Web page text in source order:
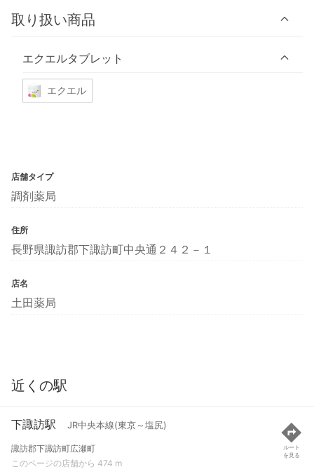
取り扱い商品
エクエルタブレット
エクエル
店舗タイプ
調剤薬局
住所
長野県諏訪郡下諏訪町中央通２４２－１
店名
土田薬局
近くの駅
下諏訪駅 JR中央本線(東京～塩尻)
諏訪郡下諏訪町広瀬町
このページの店舗から 474 m
ルート
を見る